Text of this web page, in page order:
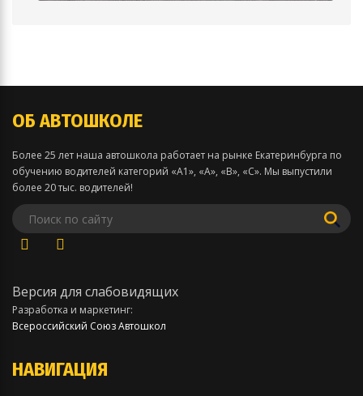
ОБ АВТОШКОЛЕ
Более 25 лет наша автошкола работает на рынке Екатеринбурга по
обучению водителей категорий «А1», «А», «В», «С». Мы выпустили
более 20 тыс. водителей!
Версия для слабовидящих
Разработка и маркетинг:
Всероссийский Союз Автошкол
НАВИГАЦИЯ